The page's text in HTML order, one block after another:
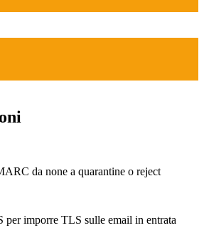
da none a quarantine o reject
per imporre TLS sulle email in entrata